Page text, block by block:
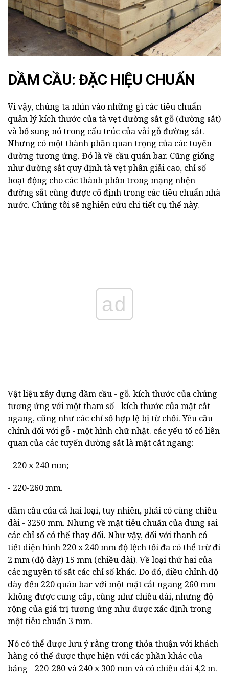
DẦM CẦU: ĐẶC HIỆU CHUẨN
Vì vậy, chúng ta nhìn vào những gì các tiêu chuẩn
quản lý kích thước của tà vẹt đường sắt gỗ (đường sắt)
và bổ sung nó trong cấu trúc của vải gỗ đường sắt.
Nhưng có một thành phần quan trọng của các tuyến
đường tương ứng. Đó là về cầu quán bar. Cũng giống
như đường sắt quy định tà vẹt phân giải cao, chỉ số
hoạt động cho các thành phần trong mạng nhện
đường sắt cũng được cố định trong các tiêu chuẩn nhà
nước. Chúng tôi sẽ nghiên cứu chi tiết cụ thể này.
ad
Vật liệu xây dựng dầm cầu - gỗ. kích thước của chúng
tương ứng với một tham số - kích thước của mặt cắt
ngang, cũng như các chỉ số hợp lệ bị từ chối. Yêu cầu
chính đối với gỗ - một hình chữ nhật. các yếu tố có liên
quan của các tuyến đường sắt là mặt cắt ngang:
- 220 x 240 mm;
- 220-260 mm.
dầm cầu của cả hai loại, tuy nhiên, phải có cùng chiều
dài - 3250 mm. Nhưng về mặt tiêu chuẩn của dung sai
các chỉ số có thể thay đổi. Như vậy, đối với thanh có
tiết diện hình 220 x 240 mm độ lệch tối đa có thể trừ đi
2 mm (độ dày) 15 mm (chiều dài). Về loại thứ hai của
các nguyên tố sắt các chỉ số khác. Do đó, điều chỉnh độ
dày đến 220 quán bar với một mặt cắt ngang 260 mm
không được cung cấp, cũng như chiều dài, nhưng độ
rộng của giá trị tương ứng như được xác định trong
một tiêu chuẩn 3 mm.
Nó có thể được lưu ý rằng trong thỏa thuận với khách
hàng có thể được thực hiện với các phần khác của
bảng - 220-280 và 240 x 300 mm và có chiều dài 4,2 m.